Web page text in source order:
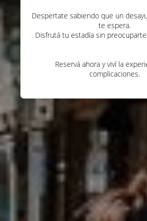
Despertate sabiendo que un
te espera.
Disfrutá tu estadía sin
Reservá ahora y viví la
complicaciones.